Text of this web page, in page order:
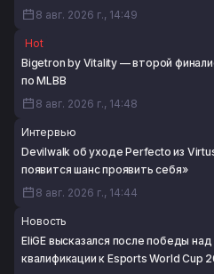
8 авг. 2026 г., 14:49
Hot
Bigetron by Vitality — второй
по MLBB
8 авг. 2026 г., 14:48
Интервью
Devilwalk об уходе Perfecto из
появится шанс проявить себя»
8 авг. 2026 г., 14:44
Новость
EliGE высказался после победы
квалификации к Esports World Cup